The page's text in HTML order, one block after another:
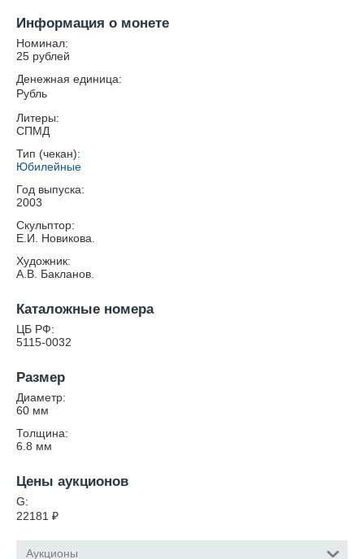
Информация о монете
Номинал:
25 рублей
Денежная единица:
Рубль
Литеры:
СПМД
Тип (чекан):
Юбилейные
Год выпуска:
2003
Скульптор:
Е.И. Новикова.
Художник:
А.В. Бакланов.
Каталожные номера
ЦБ РФ:
5115-0032
Размер
Диаметр:
60 мм
Толщина:
6.8 мм
Цены аукционов
G:
22181 ₽
Аукционы